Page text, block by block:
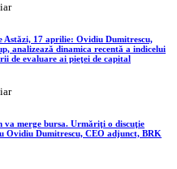
Astăzi, 17 aprilie: Ovidiu Dumitrescu,
analizează dinamica recentă a indicelui
de evaluare ai pieţei de capital
va merge bursa. Urmăriţi o discuţie
Ovidiu Dumitrescu, CEO adjunct, BRK